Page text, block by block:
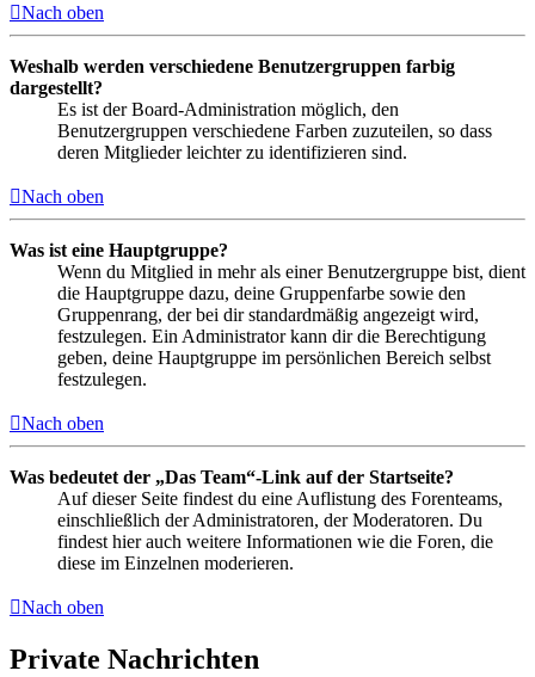
Nach oben
Weshalb werden verschiedene Benutzergruppen farbig
dargestellt?
Es ist der Board-Administration möglich, den
Benutzergruppen verschiedene Farben zuzuteilen, so dass
deren Mitglieder leichter zu identifizieren sind.
Nach oben
Was ist eine Hauptgruppe?
Wenn du Mitglied in mehr als einer Benutzergruppe bist, dient
die Hauptgruppe dazu, deine Gruppenfarbe sowie den
Gruppenrang, der bei dir standardmäßig angezeigt wird,
festzulegen. Ein Administrator kann dir die Berechtigung
geben, deine Hauptgruppe im persönlichen Bereich selbst
festzulegen.
Nach oben
Was bedeutet der „Das Team“-Link auf der Startseite?
Auf dieser Seite findest du eine Auflistung des Forenteams,
einschließlich der Administratoren, der Moderatoren. Du
findest hier auch weitere Informationen wie die Foren, die
diese im Einzelnen moderieren.
Nach oben
Private Nachrichten